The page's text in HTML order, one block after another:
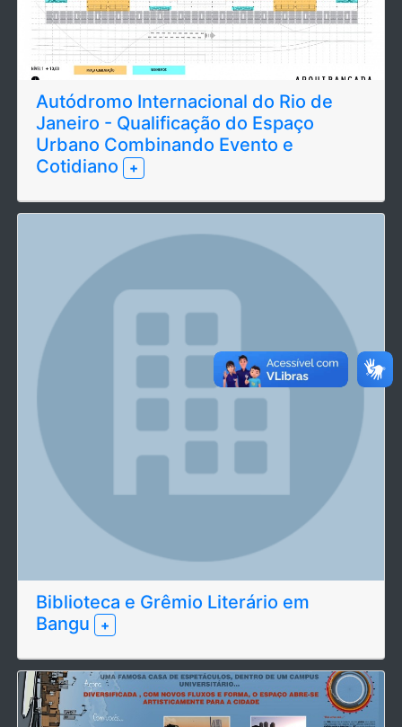
Autódromo Internacional do Rio de
Janeiro - Qualificação do Espaço
Urbano Combinando Evento e
Cotidiano
+
Biblioteca e Grêmio Literário em
Bangu
+